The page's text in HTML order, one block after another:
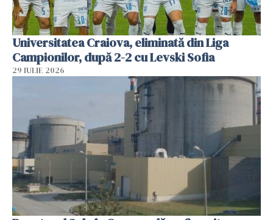
Universitatea Craiova, eliminată din Liga
Campionilor, după 2-2 cu Levski Sofia
29 IULIE 2026